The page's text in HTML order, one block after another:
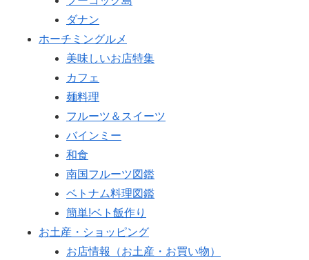
ダナン
ホーチミングルメ
美味しいお店特集
カフェ
麺料理
フルーツ＆スイーツ
バインミー
和食
南国フルーツ図鑑
ベトナム料理図鑑
簡単!ベト飯作り
お土産・ショッピング
お店情報（お土産・お買い物）